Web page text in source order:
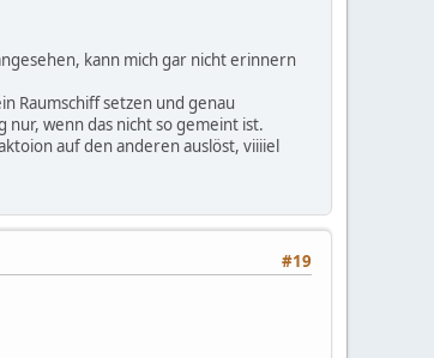
kann mich gar nicht erinnern
Raumschiff setzen und genau
wenn das nicht so gemeint ist.
auf den anderen auslöst, viiiiel
#19